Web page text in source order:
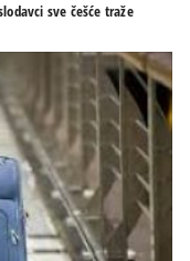
sve češće traže